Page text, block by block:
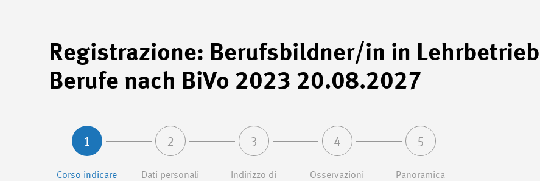
Registrazione: Berufsbildner/in in
Berufe nach BiVo 2023 20.08.2027
1
Corso indicare
2
Dati personali
3
Indirizzo di
4
Osservazioni
5
Panoramica